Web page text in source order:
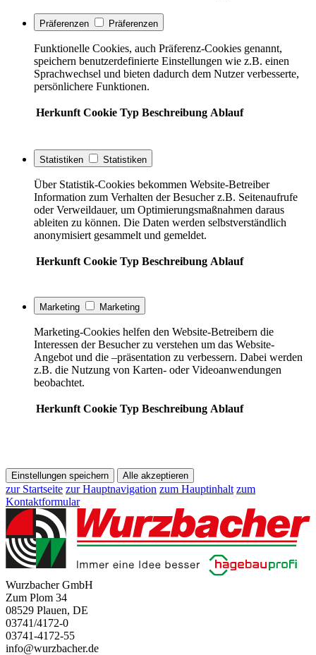
Präferenzen Präferenzen
Funktionelle Cookies, auch Präferenz-Cookies genannt,
speichern benutzerdefinierte Einstellungen wie z.B. einen
Sprachwechsel und bieten dadurch dem Nutzer verbesserte,
persönlichere Funktionen.
Herkunft Cookie Typ Beschreibung Ablauf
Statistiken Statistiken
Über Statistik-Cookies bekommen Website-Betreiber
Information zum Verhalten der Besucher z.B. Seitenaufrufe
oder Verweildauer, um Optimierungsmaßnahmen daraus
ableiten zu können. Die Daten werden selbstverständlich
anonymisiert gesammelt und gemeldet.
Herkunft Cookie Typ Beschreibung Ablauf
Marketing Marketing
Marketing-Cookies helfen den Website-Betreibern die
Interessen der Besucher zu verstehen um das Website-
Angebot und die –präsentation zu verbessern. Dabei werden
z.B. die Nutzung von Karten- oder Videoanwendungen
beobachtet.
Herkunft Cookie Typ Beschreibung Ablauf
Einstellungen speichern Alle akzeptieren
zur Startseite zur Hauptnavigation zum Hauptinhalt zum
Kontaktformular
Wurzbacher GmbH
Zum Plom 34
08529 Plauen, DE
03741/4172-0
03741-4172-55
info@wurzbacher.de